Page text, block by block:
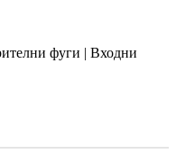
фуги | Входни